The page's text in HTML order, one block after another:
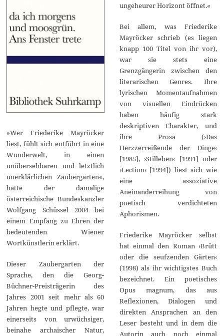
»Wer Friederike Mayröcker
liest, fühlt sich entführt in eine
Wunderwelt, in einen
unübersehbaren und letztlich
unerklärlichen Zaubergarten«,
hatte der damalige
österreichische Bundeskanzler
Wolfgang Schüssel 2004 bei
einem Empfang zu Ehren der
bedeutenden Wiener
Wortkünstlerin erklärt.
Dieser Zaubergarten der
Sprache, den die Georg-
Büchner-Preisträgerin des
Jahres 2001 seit mehr als 60
Jahren hegte und pflegte, war
einerseits von urwüchsiger,
beinahe archaischer Natur,
ungeheurer Horizont öffnet.«
Bei allem, was Friederike
Mayröcker schrieb (es liegen
knapp 100 Titel von ihr vor),
war sie stets eine
Grenzgängerin zwischen den
literarischen Genres. Ihre
lyrischen Momentaufnahmen
von visuellen Eindrücken
haben häufig stark
deskriptiven Charakter, und
ihre Prosa (›Das
Herzzerreißende der Dinge‹
[1985], ›Stilleben‹ [1991] oder
›Lection‹ [1994]) liest sich wie
eine assoziative
Aneinanderreihung von
poetisch verdichteten
Aphorismen.
Friederike Mayröcker selbst
hat einmal den Roman ›Brütt
oder die seufzenden Gärten‹
(1998) als ihr wichtigstes Buch
bezeichnet. Ein poetisches
Opus magnum, das aus
Reflexionen, Dialogen und
direkten Ansprachen an den
Leser besteht und in dem die
Autorin auch noch einmal